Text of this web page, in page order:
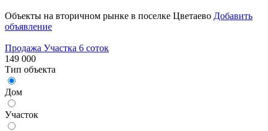
Объекты на вторичном рынке в поселке Цветаево Добавить
объявление
Продажа Участка 6 соток
149 000
Тип объекта
Дом
Участок